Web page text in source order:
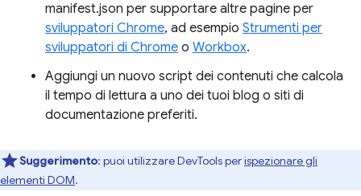
manifest.json per supportare altre pagine per
sviluppatori Chrome, ad esempio Strumenti per
sviluppatori di Chrome o Workbox.
Aggiungi un nuovo script dei contenuti che calcola
il tempo di lettura a uno dei tuoi blog o siti di
documentazione preferiti.
Suggerimento: puoi utilizzare DevTools perispezionare gli
elementi DOM.